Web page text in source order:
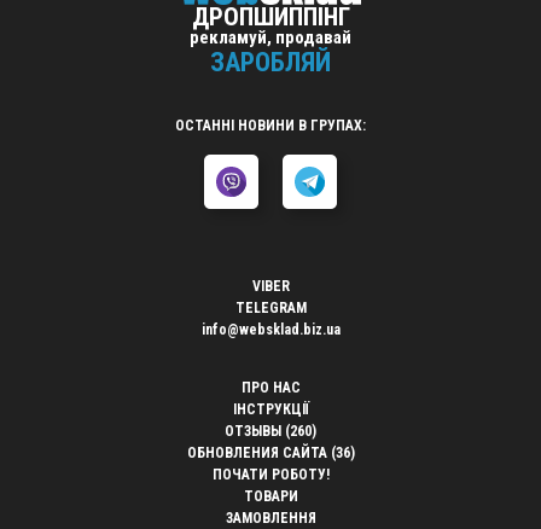
ДРОПШИППІНГ
рекламуй, продавай
ЗАРОБЛЯЙ
ОСТАННІ НОВИНИ В ГРУПАХ:
VIBER
TELEGRAM
info@websklad.biz.ua
ПРО НАС
ІНСТРУКЦІЇ
ОТЗЫВЫ (260)
ОБНОВЛЕНИЯ САЙТА (36)
ПОЧАТИ РОБОТУ!
ТОВАРИ
ЗАМОВЛЕННЯ